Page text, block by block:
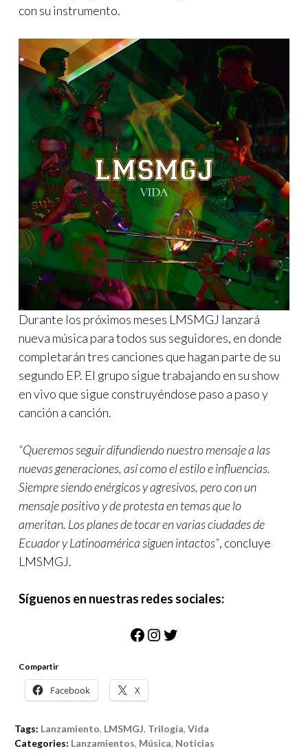
con su instrumento.
Durante los próximos meses LMSMGJ lanzará
nueva música para todos sus seguidores, en donde
completarán tres canciones que hagan parte de su
segundo EP. El grupo sigue trabajando en su show
en vivo que sigue construyéndose paso a paso y
canción a canción.
“Queremos seguir difundiendo nuestro mensaje a las
nuevas generaciones, así como el estilo e influencias.
Siempre siendo enérgicos y agresivos, pero con un
mensaje positivo y de protesta en temas que lo
ameritan. Los planes de tocar en varias ciudades de
Ecuador y Latinoamérica siguen intactos”, concluye
LMSMGJ.
Síguenos en nuestras redes sociales:
Facebook
Instagram
Twitter
Compartir
Facebook X
Tags: Lanzamiento, LMSMGJ, Trilogía, Vida
Categories: Lanzamientos, Música, Noticias